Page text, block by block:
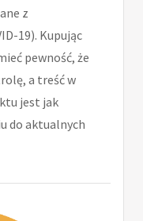
z
19). Kupując
pewność, że
a treść w
jest jak
do aktualnych